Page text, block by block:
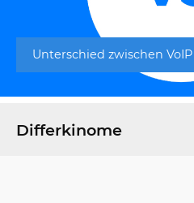
Unterschied zwischen
Differkinome